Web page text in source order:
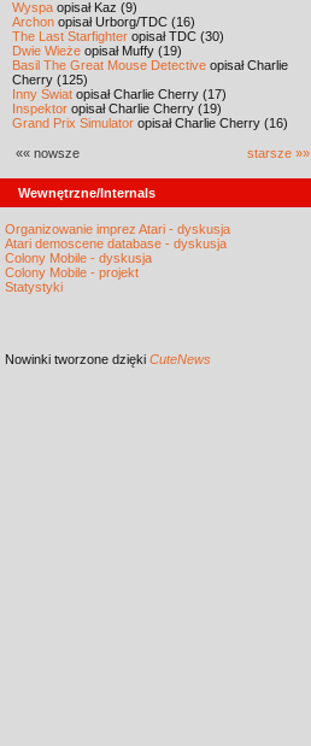
Wyspa opisał Kaz (9)
Archon opisał Urborg/TDC (16)
The Last Starfighter opisał TDC (30)
Dwie Wieże opisał Muffy (19)
Basil The Great Mouse Detective opisał Charlie
Cherry (125)
Inny Świat opisał Charlie Cherry (17)
Inspektor opisał Charlie Cherry (19)
Grand Prix Simulator opisał Charlie Cherry (16)
«« nowsze starsze »»
Wewnętrzne/Internals
Organizowanie imprez Atari - dyskusja
Atari demoscene database - dyskusja
Colony Mobile - dyskusja
Colony Mobile - projekt
Statystyki
Nowinki tworzone dzięki CuteNews